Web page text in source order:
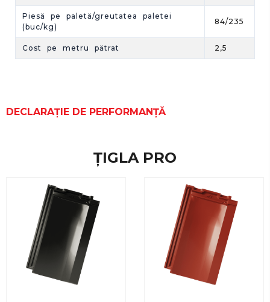
Piesă pe paletă/greutatea paletei
(buc/kg)
84/235
Cost pe metru pătrat 2,5
DECLARAȚIE DE PERFORMANȚĂ
ȚIGLA PRO